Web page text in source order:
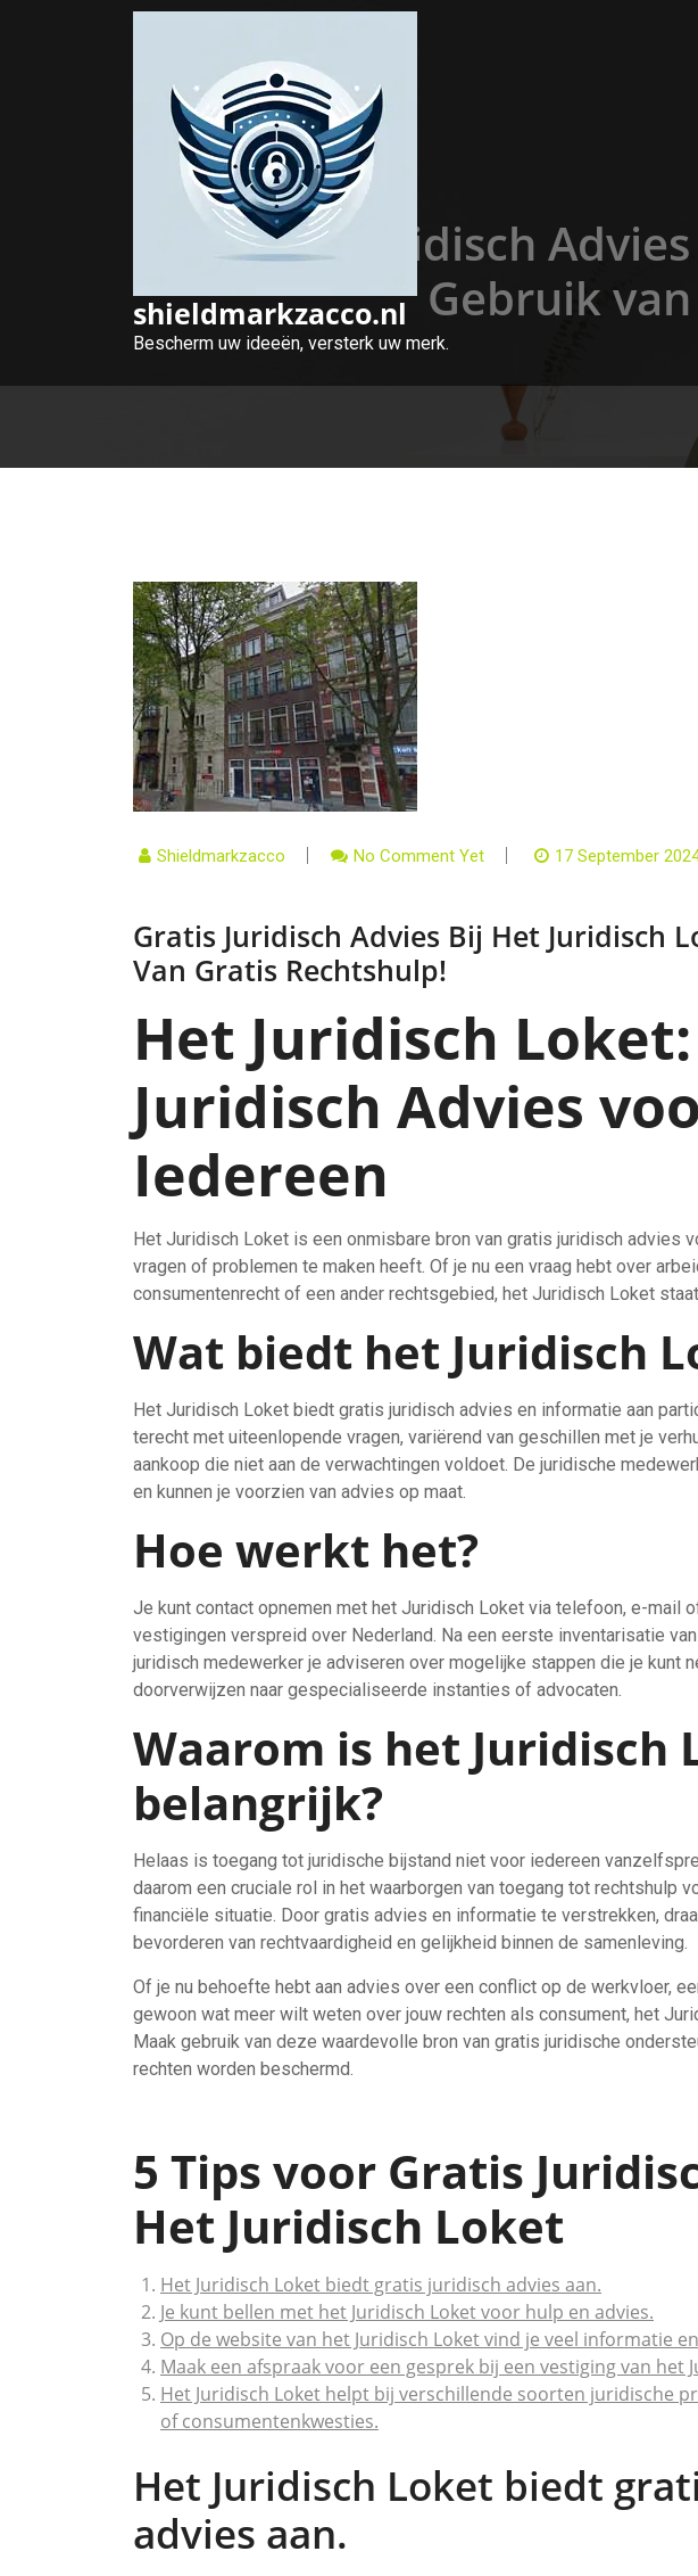
shieldmarkzacco.nl
Bescherm uw ideeën, versterk uw merk.
Gratis Juridisch
Gebruik
Shieldmarkzacco No Comment Yet 17 September
Gratis Juridisch Advies Bij Het Juridisch
Van Gratis Rechtshulp!
Het Juridisch
Juridisch Advies
Iedereen
Het Juridisch Loket is een onmisbare bron van gratis juridisch advies
vragen of problemen te maken heeft. Of je nu een vraag hebt over
consumentenrecht of een ander rechtsgebied, het Juridisch Loket
Wat biedt het Juridisch
Het Juridisch Loket biedt gratis juridisch advies en informatie aan
terecht met uiteenlopende vragen, variërend van geschillen met je
aankoop die niet aan de verwachtingen voldoet. De juridische
en kunnen je voorzien van advies op maat.
Hoe werkt het?
Je kunt contact opnemen met het Juridisch Loket via telefoon, e-mail
vestigingen verspreid over Nederland. Na een eerste inventarisatie
juridisch medewerker je adviseren over mogelijke stappen die je kunt
doorverwijzen naar gespecialiseerde instanties of advocaten.
Waarom is het Juridisch
belangrijk?
Helaas is toegang tot juridische bijstand niet voor iedereen
daarom een cruciale rol in het waarborgen van toegang tot rechtshulp
financiële situatie. Door gratis advies en informatie te verstrekken,
bevorderen van rechtvaardigheid en gelijkheid binnen de samenleving.
Of je nu behoefte hebt aan advies over een conflict op de werkvloer,
gewoon wat meer wilt weten over jouw rechten als consument, het
Maak gebruik van deze waardevolle bron van gratis juridische
rechten worden beschermd.
5 Tips voor Gratis
Het Juridisch Loket
Het Juridisch Loket biedt gratis juridisch advies aan.
Je kunt bellen met het Juridisch Loket voor hulp en advies.
Op de website van het Juridisch Loket vind je veel informatie
Maak een afspraak voor een gesprek bij een vestiging van het
Het Juridisch Loket helpt bij verschillende soorten juridische
of consumentenkwesties.
Het Juridisch Loket biedt
advies aan.